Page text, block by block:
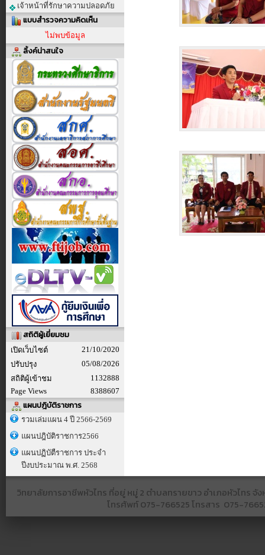
เจ้าหน้าที่รักษาความปลอดภัย
แบบสำรวจความคิดเห็น
ไม่พบข้อมูล
ลิ้งค์น่าสนใจ
สถิติผู้เยี่ยมชม
เปิดเว็บไซต์
21/10/2020
ปรับปรุง
05/08/2026
สถิติผู้เข้าชม
1132888
Page Views
8388607
แผนปฎิบัติราชการ
รวมเล่มแผน 4 ปี 2566-2569
แผนปฎิบัติราชการ2566
แผนปฏิบัตืราชการ ประจำ
ปีงบประมาณ พ.ศ. 2568
วิทยาลัยการอาชีพหัวไทร ที่อยู่ หมู่ 2 ตำบลทรายขาว อำเภอหัวไทร จั
โทรศัพท์075-766525​ โทรสาร​ 075-